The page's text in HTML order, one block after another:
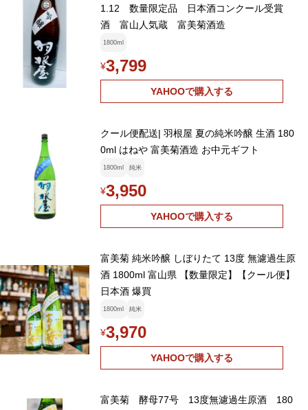
1.12 数量限定品 日本酒コンクール受賞
酒 富山人気蔵 富美菊酒造
1800ml
¥3,799
YAHOOで購入する
クール便配送| 羽根屋 夏の純米吟醸 生酒 180
0ml はねや 富美菊酒造 お中元ギフト
1800ml 純米
¥3,950
YAHOOで購入する
富美菊 純米吟醸 しぼりたて 13度 無濾過生原
酒 1800ml 富山県 【数量限定】【クール便】
日本酒 爆買
1800ml 純米
¥3,970
YAHOOで購入する
富美菊 酵母77号 13度無濾過生原酒 180